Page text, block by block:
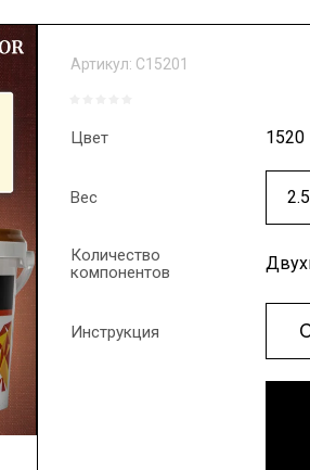
Артикул: С15201
Цвет 1520
Вес
Количество
компонентов
Инструкция